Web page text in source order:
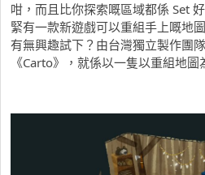
咁，而且比你探索嘅區域都係 Set
緊有一款新遊戲可以重組手上嘅地
有無興趣試下？由台灣獨立製作團
《Carto》，就係以一隻以重組地圖